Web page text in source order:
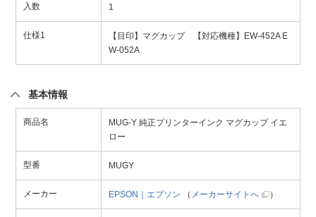
入数 1
仕様1
【目印】マグカップ 【対応機種】EW-452A E
W-052A
基本情報
商品名
MUG-Y 純正プリンターインク マグカップ イエ
ロー
型番 MUGY
メーカー EPSON｜エプソン （ メーカーサイトへ ）